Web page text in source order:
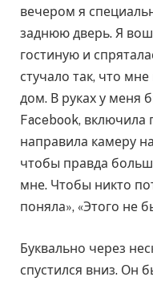
вечером я
заднюю дверь. Я
гостиную и
стучало так, что
дом. В руках у меня
Facebook, включила
направила камеру
чтобы правда
мне. Чтобы никто
поняла», «Этого не
Буквально через
спустился вниз. Он